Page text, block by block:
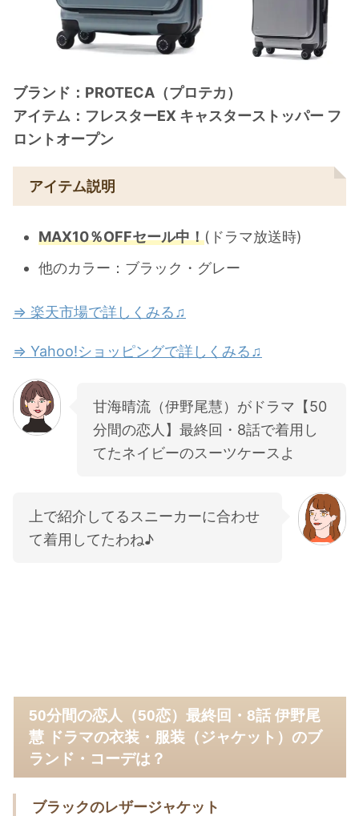
ブランド：PROTECA（プロテカ）
アイテム：フレスターEX キャスターストッパー フ
ロントオープン
アイテム説明
MAX10％OFFセール中！(ドラマ放送時)
他のカラー：ブラック・グレー
⇒ 楽天市場で詳しくみる♫
⇒ Yahoo!ショッピングで詳しくみる♫
甘海晴流（伊野尾慧）がドラマ【50
分間の恋人】最終回・8話で着用し
てたネイビーのスーツケースよ
上で紹介してるスニーカーに合わせ
て着用してたわね♪
50分間の恋人（50恋）最終回・8話 伊野尾
慧 ドラマの衣装・服装（ジャケット）のブ
ランド・コーデは？
ブラックのレザージャケット